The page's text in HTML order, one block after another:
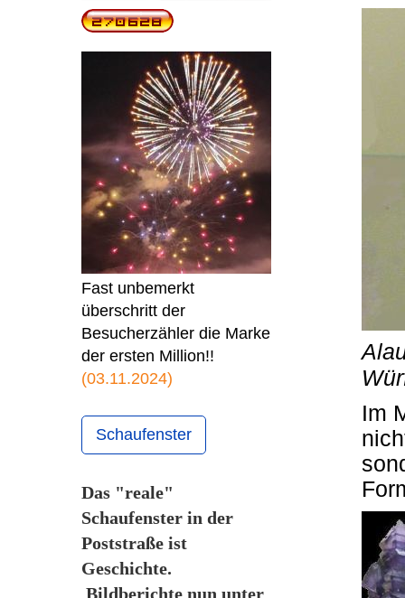
Fast unbemerkt
überschritt der
Besucherzähler die Marke
der ersten Million!!
(03.11.2024)
Schaufenster
Das "reale"
Schaufenster in der
Poststraße ist
Geschichte.
Bildberichte nun unter
Im